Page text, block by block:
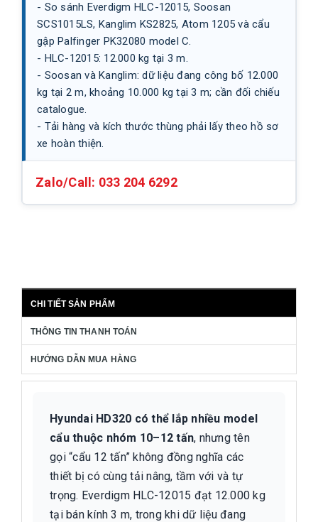
- So sánh Everdigm HLC-12015, Soosan
SCS1015LS, Kanglim KS2825, Atom 1205 và cẩu
gập Palfinger PK32080 model C.
- HLC-12015: 12.000 kg tại 3 m.
- Soosan và Kanglim: dữ liệu đang công bố 12.000
kg tại 2 m, khoảng 10.000 kg tại 3 m; cần đối chiếu
catalogue.
- Tải hàng và kích thước thùng phải lấy theo hồ sơ
xe hoàn thiện.
Zalo/Call: 033 204 6292
CHI TIẾT SẢN PHẨM
THÔNG TIN THANH TOÁN
HƯỚNG DẪN MUA HÀNG
Hyundai HD320 có thể lắp nhiều model
cẩu thuộc nhóm 10–12 tấn, nhưng tên
gọi “cẩu 12 tấn” không đồng nghĩa các
thiết bị có cùng tải nâng, tầm với và tự
trọng. Everdigm HLC-12015 đạt 12.000 kg
tại bán kính 3 m, trong khi dữ liệu đang